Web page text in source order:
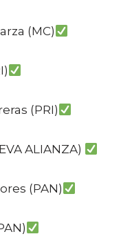
(MC)
(PRI)
ALIANZA)
(PAN)